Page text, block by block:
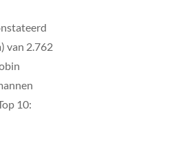
van 2.762
10: